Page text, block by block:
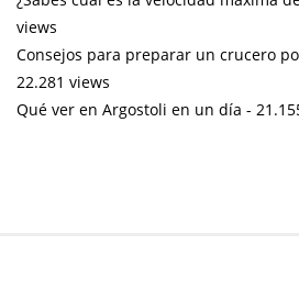
views
Consejos para preparar un crucero
22.281 views
Qué ver en Argostoli en un día -